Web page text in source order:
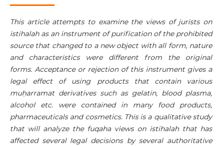
This article attempts to examine the views of jurists on
istihalah as an instrument of purification of the prohibited
source that changed to a new object with all form, nature
and characteristics were different from the original
forms. Acceptance or rejection of this instrument gives a
legal effect of using products that contain various
muḥarramat derivatives such as gelatin, blood plasma,
alcohol etc. were contained in many food products,
pharmaceuticals and cosmetics. This is a qualitative study
that will analyze the fuqaha views on istihalah that has
affected several legal decisions by several authoritative